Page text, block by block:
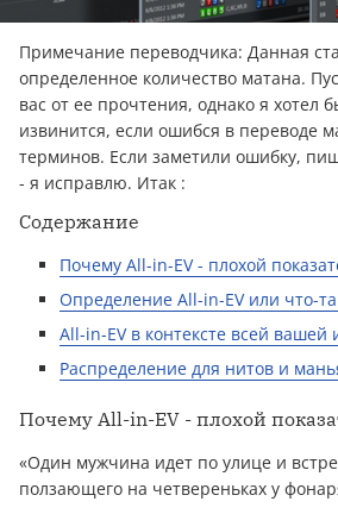
Примечание пepевoдчика: Данная
определенное количество матана.
вас от ее прочтения, однако я хотел
извинится, если ошибся в пepевoде
терминов. Если заметили ошибку,
- я исправлю. Итак :
Содержание
Почему All-in-EV - плохой
Определение All-in-EV или что-
All-in-EV в контексте всей вашей
Распределение для нитов и
Почему All-in-EV - плохой
«Один мужчина идет по улице и
ползающего на четвереньках у